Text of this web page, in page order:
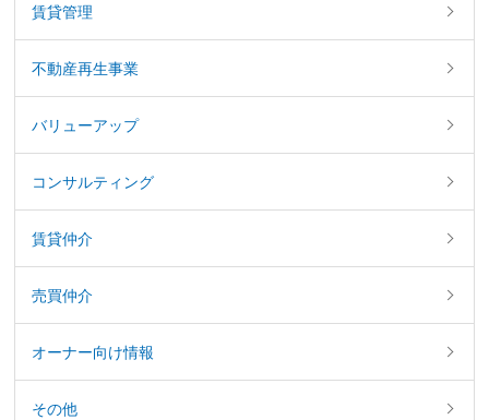
賃貸管理
不動産再生事業
バリューアップ
コンサルティング
賃貸仲介
売買仲介
オーナー向け情報
その他